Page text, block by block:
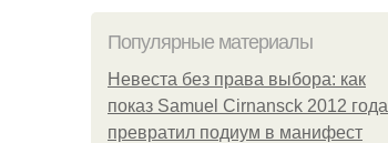
Популярные материалы
Невеста без права выбора: как
показ Samuel Cirnansck 2012 года
превратил подиум в манифест